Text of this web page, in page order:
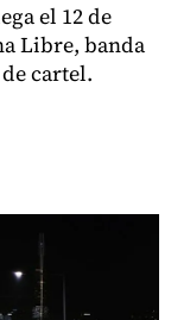
el 12 de
Libre, banda
cartel.